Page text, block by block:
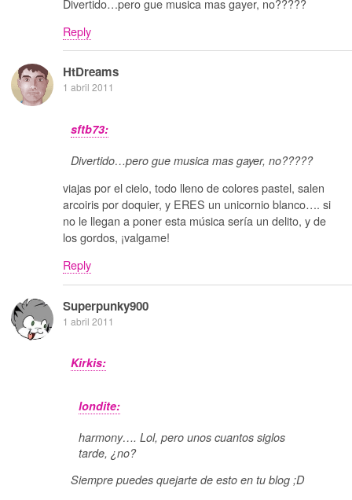
Reply
HtDreams
1 abril 2011
sftb73:
Divertido…pero gue musica mas gayer, no?????
viajas por el cielo, todo lleno de colores pastel, salen
arcoiris por doquier, y ERES un unicornio blanco…. si
no le llegan a poner esta música sería un delito, y de
los gordos, ¡valgame!
Reply
Superpunky900
1 abril 2011
Kirkis:
londite:
harmony…. Lol, pero unos cuantos siglos
tarde, ¿no?
Siempre puedes quejarte de esto en tu blog ;D